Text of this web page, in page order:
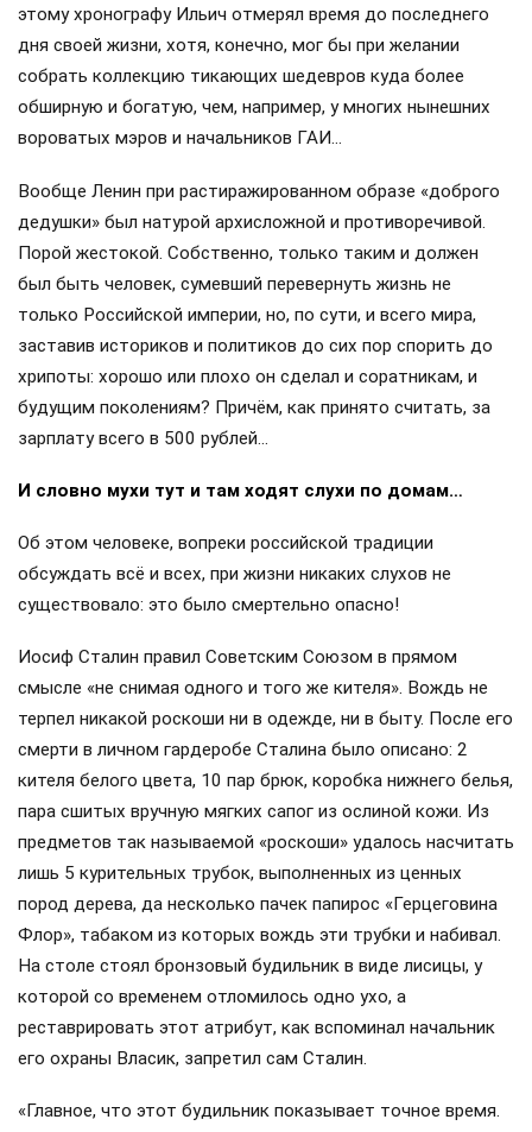
этому хронографу Ильич отмерял время до последнего
дня своей жизни, хотя, конечно, мог бы при желании
собрать коллекцию тикающих шедевров куда более
обширную и богатую, чем, например, у многих нынешних
вороватых мэров и начальников ГАИ…
Вообще Ленин при растиражированном образе «доброго
дедушки» был натурой архисложной и противоречивой.
Порой жестокой. Собственно, только таким и должен
был быть человек, сумевший перевернуть жизнь не
только Российской империи, но, по сути, и всего мира,
заставив историков и политиков до сих пор спорить до
хрипоты: хорошо или плохо он сделал и соратникам, и
будущим поколениям? Причём, как принято считать, за
зарплату всего в 500 рублей…
И словно мухи тут и там ходят слухи по домам…
Об этом человеке, вопреки российской традиции
обсуждать всё и всех, при жизни никаких слухов не
существовало: это было смертельно опасно!
Иосиф Сталин правил Советским Союзом в прямом
смысле «не снимая одного и того же кителя». Вождь не
терпел никакой роскоши ни в одежде, ни в быту. После его
смерти в личном гардеробе Сталина было описано: 2
кителя белого цвета, 10 пар брюк, коробка нижнего белья,
пара сшитых вручную мягких сапог из ослиной кожи. Из
предметов так называемой «роскоши» удалось насчитать
лишь 5 курительных трубок, выполненных из ценных
пород дерева, да несколько пачек папирос «Герцеговина
Флор», табаком из которых вождь эти трубки и набивал.
На столе стоял бронзовый будильник в виде лисицы, у
которой со временем отломилось одно ухо, а
реставрировать этот атрибут, как вспоминал начальник
его охраны Власик, запретил сам Сталин.
«Главное, что этот будильник показывает точное время.